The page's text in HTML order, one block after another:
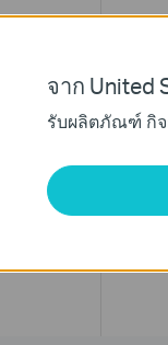
Lists
จาก United
รับผลิตภัณฑ์ กิ